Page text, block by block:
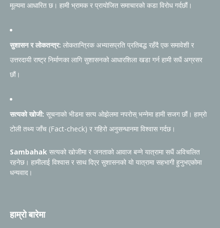
मूल्यमा आधारित छ। हामी भ्रामक र प्रायोजित समाचारको कडा विरोध गर्दछौं।
सुशासन र लोकतन्त्र: लोकतान्त्रिक अभ्यासप्रति प्रतिबद्ध रहँदै एक समावेशी र
उत्तरदायी राष्ट्र निर्माणका लागि सुशासनको आधारशिला खडा गर्न हामी सधैं अग्रसर
छौं।
सत्यको खोजी: सूचनाको भीडमा सत्य ओझेलमा नपरोस् भन्नेमा हामी सजग छौं। हाम्रो
टोली तथ्य जाँच (Fact-check) र गहिरो अनुसन्धानमा विश्वास गर्दछ।
Sambahak सत्यको खोजीमा र जनताको आवाज बन्ने यात्रामा सधैं अविचलित
रहनेछ। हामीलाई विश्वास र साथ दिएर सुशासनको यो यात्रामा सहभागी हुनुभएकोमा
धन्यवाद।
हाम्रो बारेमा